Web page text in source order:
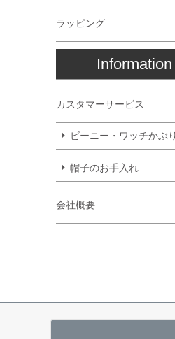
ラッピング
Information
カスタマーサービス
ビーニー・ワッチかぶ
帽子のお手入れ
会社概要